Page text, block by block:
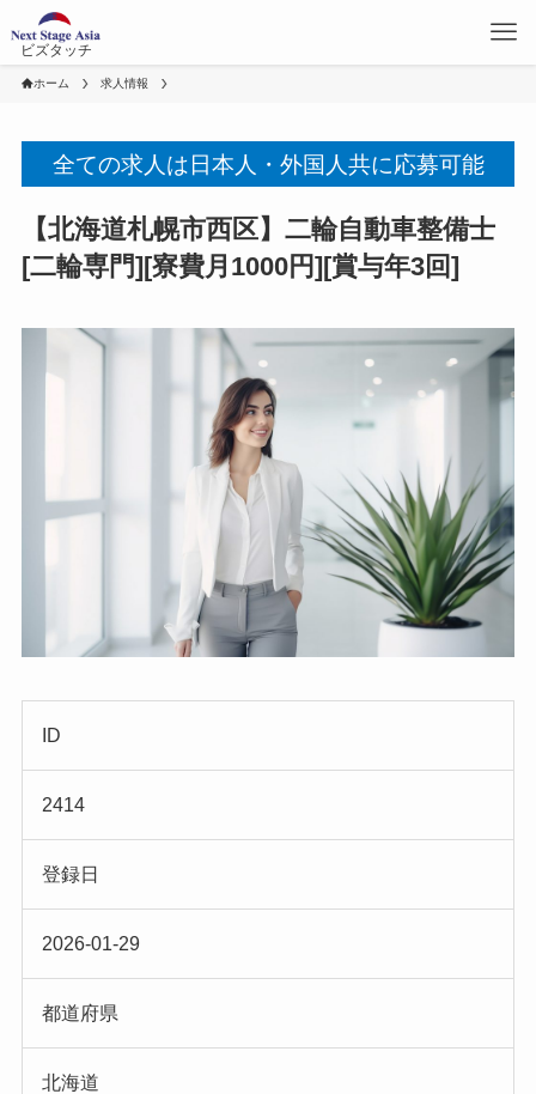
ビズタッチ
ホーム 求人情報
全ての求人は日本人・外国人共に応募可能
【北海道札幌市西区】二輪自動車整備士
[二輪専門][寮費月1000円][賞与年3回]
ID
2414
登録日
2026-01-29
都道府県
北海道